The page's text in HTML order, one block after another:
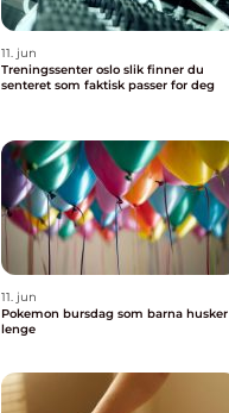
11. jun
Treningssenter oslo slik finner du
senteret som faktisk passer for deg
11. jun
Pokemon bursdag som barna husker
lenge